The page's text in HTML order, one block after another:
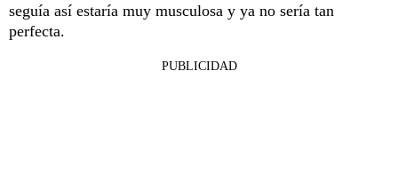
seguía así estaría muy musculosa y ya no sería tan
perfecta.
PUBLICIDAD